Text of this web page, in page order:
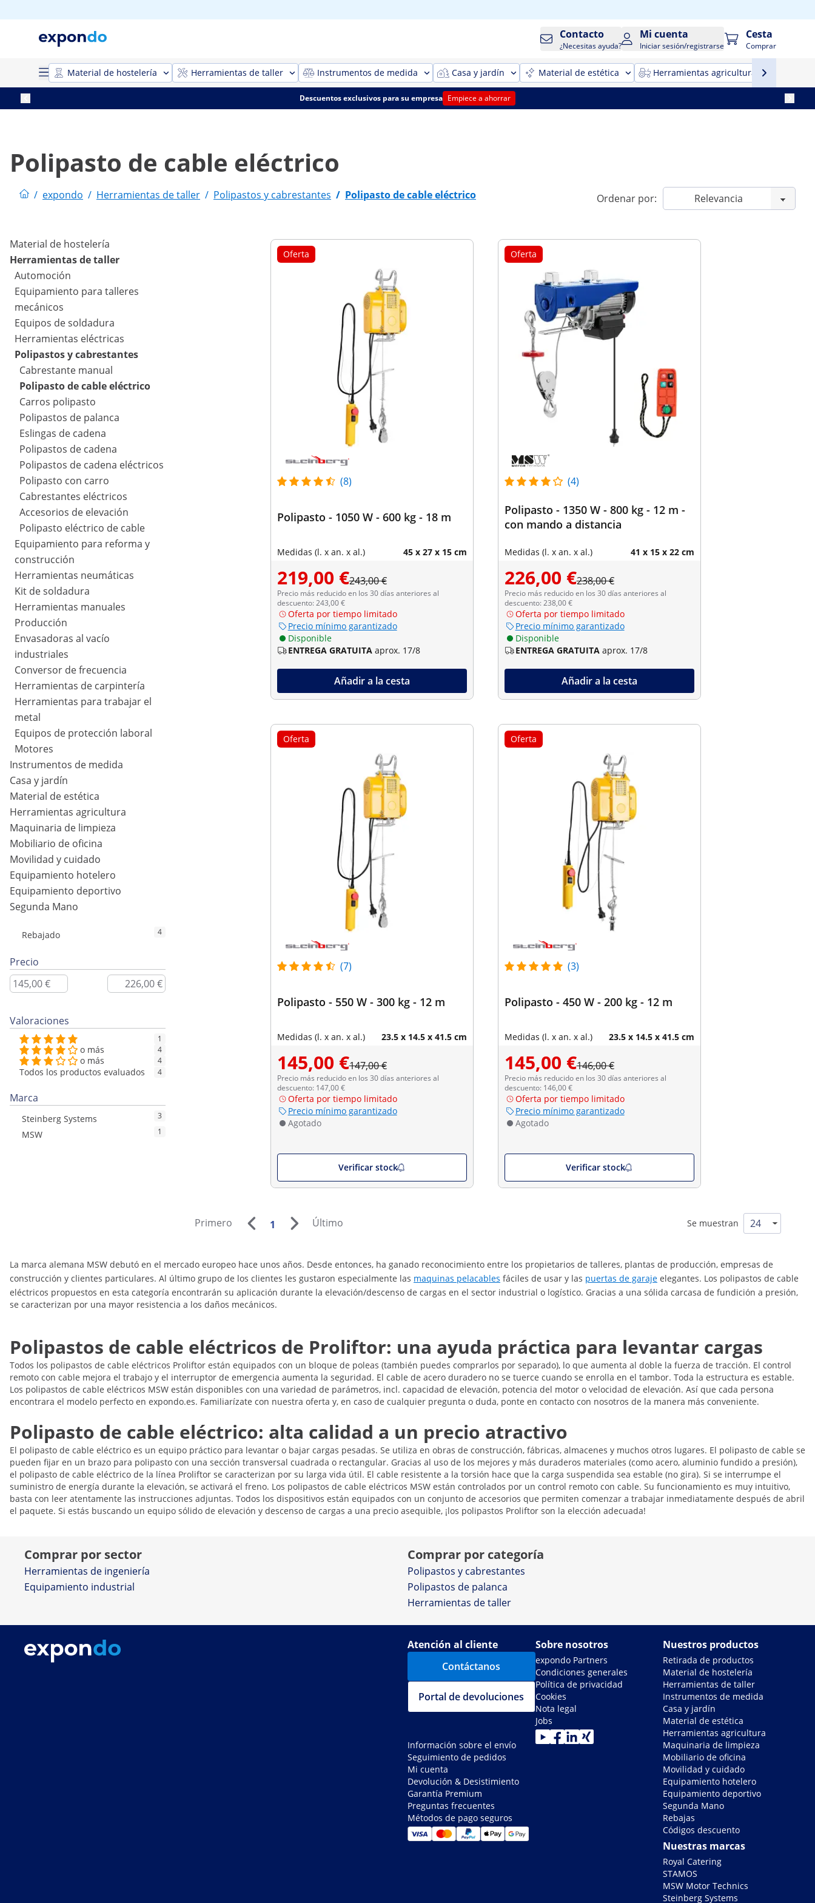
Contacto
¿Necesitas ayuda?
Mi cuenta
Iniciar sesión/registrarse
Cesta
Comprar
Material de hostelería Herramientas de taller Instrumentos de medida Casa y jardín Material de estética Herramientas agricultura
Descuentos exclusivos para su empresa Empiece a ahorrar
Polipasto de cable eléctrico
/ expondo / Herramientas de taller / Polipastos y cabrestantes / Polipasto de cable eléctrico Ordenar por:
Material de hostelería
Herramientas de taller
Automoción
Equipamiento para talleres
mecánicos
Equipos de soldadura
Herramientas eléctricas
Polipastos y cabrestantes
Cabrestante manual
Polipasto de cable eléctrico
Carros polipasto
Polipastos de palanca
Eslingas de cadena
Polipastos de cadena
Polipastos de cadena eléctricos
Polipasto con carro
Cabrestantes eléctricos
Accesorios de elevación
Polipasto eléctrico de cable
Equipamiento para reforma y
construcción
Herramientas neumáticas
Kit de soldadura
Herramientas manuales
Producción
Envasadoras al vacío
industriales
Conversor de frecuencia
Herramientas de carpintería
Herramientas para trabajar el
metal
Equipos de protección laboral
Motores
Instrumentos de medida
Casa y jardín
Material de estética
Herramientas agricultura
Maquinaria de limpieza
Mobiliario de oficina
Movilidad y cuidado
Equipamiento hotelero
Equipamiento deportivo
Segunda Mano
Rebajado 4
Precio
Valoraciones
1
o más 4
o más 4
Todos los productos evaluados 4
Marca
Steinberg Systems 3
MSW 1
Oferta
(8)
Polipasto - 1050 W - 600 kg - 18 m
Medidas (l. x an. x al.) 45 x 27 x 15 cm
219,00 €243,00 €
Precio más reducido en los 30 días anteriores al
descuento: 243,00 €
Oferta por tiempo limitado
Precio mínimo garantizado
Disponible
ENTREGA GRATUITA aprox. 17/8
Añadir a la cesta
Oferta
(4)
Polipasto - 1350 W - 800 kg - 12 m -
con mando a distancia
Medidas (l. x an. x al.) 41 x 15 x 22 cm
226,00 €238,00 €
Precio más reducido en los 30 días anteriores al
descuento: 238,00 €
Oferta por tiempo limitado
Precio mínimo garantizado
Disponible
ENTREGA GRATUITA aprox. 17/8
Añadir a la cesta
Oferta
(7)
Polipasto - 550 W - 300 kg - 12 m
Medidas (l. x an. x al.) 23.5 x 14.5 x 41.5 cm
145,00 €147,00 €
Precio más reducido en los 30 días anteriores al
descuento: 147,00 €
Oferta por tiempo limitado
Precio mínimo garantizado
Agotado
Verificar stock
Oferta
(3)
Polipasto - 450 W - 200 kg - 12 m
Medidas (l. x an. x al.) 23.5 x 14.5 x 41.5 cm
145,00 €146,00 €
Precio más reducido en los 30 días anteriores al
descuento: 146,00 €
Oferta por tiempo limitado
Precio mínimo garantizado
Agotado
Verificar stock
Primero 1 Último Se muestran
La marca alemana MSW debutó en el mercado europeo hace unos años. Desde entonces, ha ganado reconocimiento entre los propietarios de talleres, plantas de producción, empresas de
construcción y clientes particulares. Al último grupo de los clientes les gustaron especialmente las maquinas pelacables fáciles de usar y las puertas de garaje elegantes. Los polipastos de cable
eléctricos propuestos en esta categoría encontrarán su aplicación durante la elevación/descenso de cargas en el sector industrial o logístico. Gracias a una sólida carcasa de fundición a presión,
se caracterizan por una mayor resistencia a los daños mecánicos.
Polipastos de cable eléctricos de Proliftor: una ayuda práctica para levantar cargas
Todos los polipastos de cable eléctricos Proliftor están equipados con un bloque de poleas (también puedes comprarlos por separado), lo que aumenta al doble la fuerza de tracción. El control
remoto con cable mejora el trabajo y el interruptor de emergencia aumenta la seguridad. El cable de acero duradero no se tuerce cuando se enrolla en el tambor. Toda la estructura es estable.
Los polipastos de cable eléctricos MSW están disponibles con una variedad de parámetros, incl. capacidad de elevación, potencia del motor o velocidad de elevación. Así que cada persona
encontrara el modelo perfecto en expondo.es. Familiarízate con nuestra oferta y, en caso de cualquier pregunta o duda, ponte en contacto con nosotros de la manera más conveniente.
Polipasto de cable eléctrico: alta calidad a un precio atractivo
El polipasto de cable eléctrico es un equipo práctico para levantar o bajar cargas pesadas. Se utiliza en obras de construcción, fábricas, almacenes y muchos otros lugares. El polipasto de cable se
pueden fijar en un brazo para polipasto con una sección transversal cuadrada o rectangular. Gracias al uso de los mejores y más duraderos materiales (como acero, aluminio fundido a presión),
el polipasto de cable eléctrico de la línea Proliftor se caracterizan por su larga vida útil. El cable resistente a la torsión hace que la carga suspendida sea estable (no gira). Si se interrumpe el
suministro de energía durante la elevación, se activará el freno. Los polipastos de cable eléctricos MSW están controlados por un control remoto con cable. Su funcionamiento es muy intuitivo,
basta con leer atentamente las instrucciones adjuntas. Todos los dispositivos están equipados con un conjunto de accesorios que permiten comenzar a trabajar inmediatamente después de abril
el paquete. Si estás buscando un equipo sólido de elevación y descenso de cargas a una precio asequible, ¡los polipastos Proliftor son la elección adecuada!
Comprar por sector
Herramientas de ingeniería
Equipamiento industrial
Comprar por categoría
Polipastos y cabrestantes
Polipastos de palanca
Herramientas de taller
Atención al cliente
Contáctanos
Portal de devoluciones
Información sobre el envío
Seguimiento de pedidos
Mi cuenta
Devolución & Desistimiento
Garantía Premium
Preguntas frecuentes
Métodos de pago seguros
Sobre nosotros
expondo Partners
Condiciones generales
Política de privacidad
Cookies
Nota legal
Jobs
Nuestros productos
Retirada de productos
Material de hostelería
Herramientas de taller
Instrumentos de medida
Casa y jardín
Material de estética
Herramientas agricultura
Maquinaria de limpieza
Mobiliario de oficina
Movilidad y cuidado
Equipamiento hotelero
Equipamiento deportivo
Segunda Mano
Rebajas
Códigos descuento
Nuestras marcas
Royal Catering
STAMOS
MSW Motor Technics
Steinberg Systems